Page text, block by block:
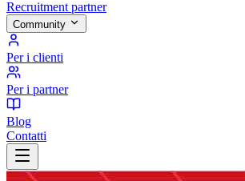
Recruitment partner
Community
Per i clienti
Per i partner
Blog
Contatti